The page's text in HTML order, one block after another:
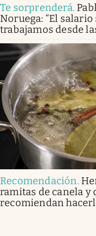
Te sorprenderá.
Noruega: “El
trabajamos desde
Recomendación.
ramitas de canela y
recomiendan